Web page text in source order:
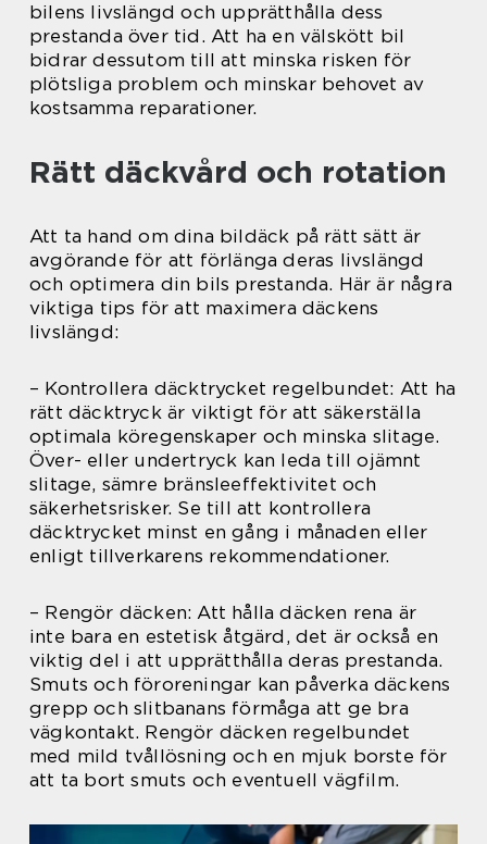
bilens livslängd och upprätthålla dess
prestanda över tid. Att ha en välskött bil
bidrar dessutom till att minska risken för
plötsliga problem och minskar behovet av
kostsamma reparationer.
Rätt däckvård och rotation
Att ta hand om dina bildäck på rätt sätt är
avgörande för att förlänga deras livslängd
och optimera din bils prestanda. Här är några
viktiga tips för att maximera däckens
livslängd:
– Kontrollera däcktrycket regelbundet: Att ha
rätt däcktryck är viktigt för att säkerställa
optimala köregenskaper och minska slitage.
Över- eller undertryck kan leda till ojämnt
slitage, sämre bränsleeffektivitet och
säkerhetsrisker. Se till att kontrollera
däcktrycket minst en gång i månaden eller
enligt tillverkarens rekommendationer.
– Rengör däcken: Att hålla däcken rena är
inte bara en estetisk åtgärd, det är också en
viktig del i att upprätthålla deras prestanda.
Smuts och föroreningar kan påverka däckens
grepp och slitbanans förmåga att ge bra
vägkontakt. Rengör däcken regelbundet
med mild tvållösning och en mjuk borste för
att ta bort smuts och eventuell vägfilm.